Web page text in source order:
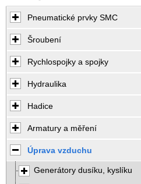
Pneumatické prvky SMC
Šroubení
Rychlospojky a spojky
Hydraulika
Hadice
Armatury a měření
Úprava vzduchu
Generátory dusíku, kyslíku